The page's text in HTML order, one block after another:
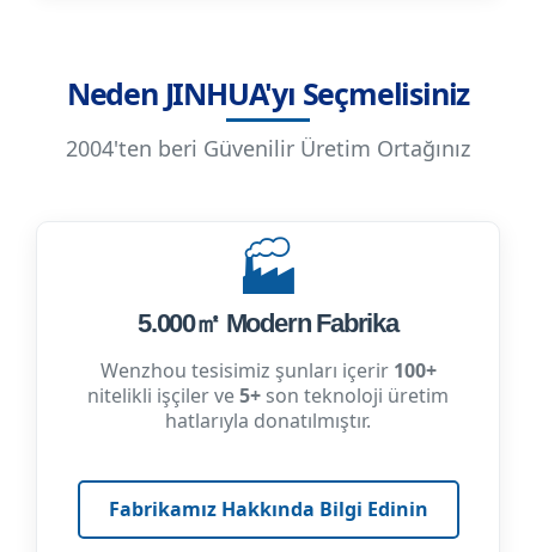
Neden JINHUA'yı Seçmelisiniz
2004'ten beri Güvenilir Üretim Ortağınız
🏭
5.000㎡ Modern Fabrika
Wenzhou tesisimiz şunları içerir 100+
nitelikli işçiler ve5+ son teknoloji üretim
hatlarıyla donatılmıştır.
Fabrikamız Hakkında Bilgi Edinin